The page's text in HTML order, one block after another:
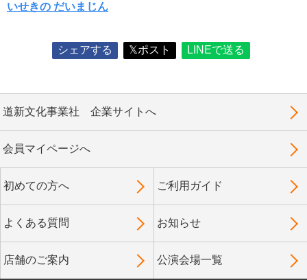
いせきの だいまじん
シェアする 𝕏ポスト LINEで送る
道新文化事業社 企業サイトへ
会員マイページへ
初めての方へ ご利用ガイド
よくある質問 お知らせ
店舗のご案内 公演会場一覧